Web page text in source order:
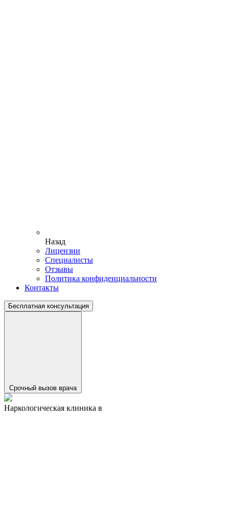
Назад
Лицензии
Специалисты
Отзывы
Политика конфиденциальности
Контакты
Бесплатная консультация
Срочный вызов врача
Наркологическая клиника в